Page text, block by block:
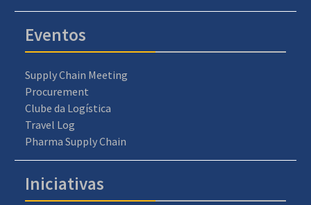
Eventos
Supply Chain Meeting
Procurement
Clube da Logística
Travel Log
Pharma Supply Chain
Iniciativas